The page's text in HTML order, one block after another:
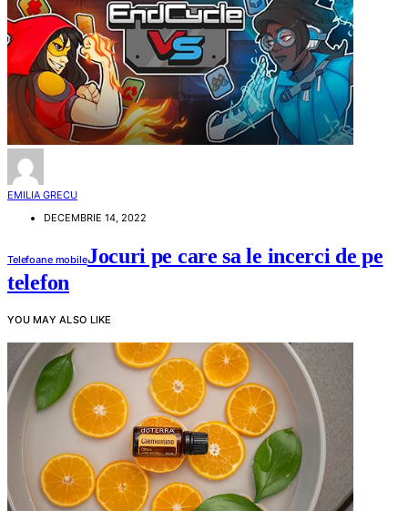
EMILIA GRECU
DECEMBRIE 14, 2022
Telefoane mobileJocuri pe care sa le incerci de pe
telefon
YOU MAY ALSO LIKE